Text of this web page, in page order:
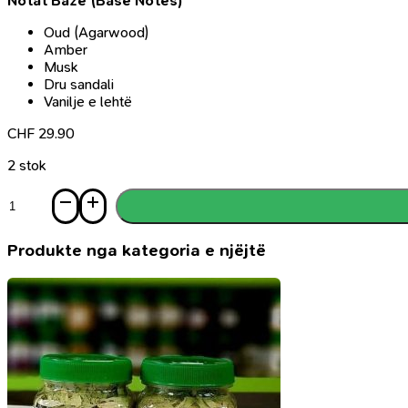
Oud (Agarwood)
Amber
Musk
Dru sandali
Vanilje e lehtë
CHF 29.90
2 stok
Parfum
100ml
Produkte nga kategoria e njëjtë